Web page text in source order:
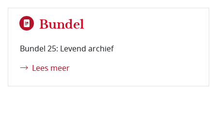
Bundel
Bundel 25: Levend archief
Lees meer